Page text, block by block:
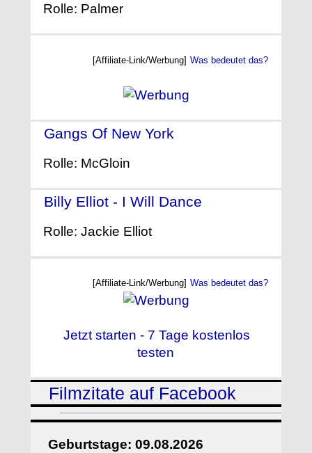
Rolle: Palmer
[Affiliate-Link/Werbung] Was bedeutet das?
Gangs Of New York
Rolle: McGloin
Billy Elliot - I Will Dance
Rolle: Jackie Elliot
[Affiliate-Link/Werbung] Was bedeutet das?
Jetzt starten - 7 Tage kostenlos
testen
Filmzitate auf Facebook
Geburtstage: 09.08.2026